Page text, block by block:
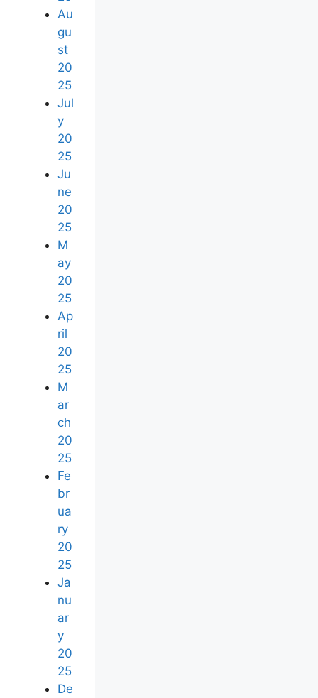
Au
gu
st
20
25
Jul
y
20
25
Ju
ne
20
25
M
ay
20
25
Ap
ril
20
25
M
ar
ch
20
25
Fe
br
ua
ry
20
25
Ja
nu
ar
y
20
25
De